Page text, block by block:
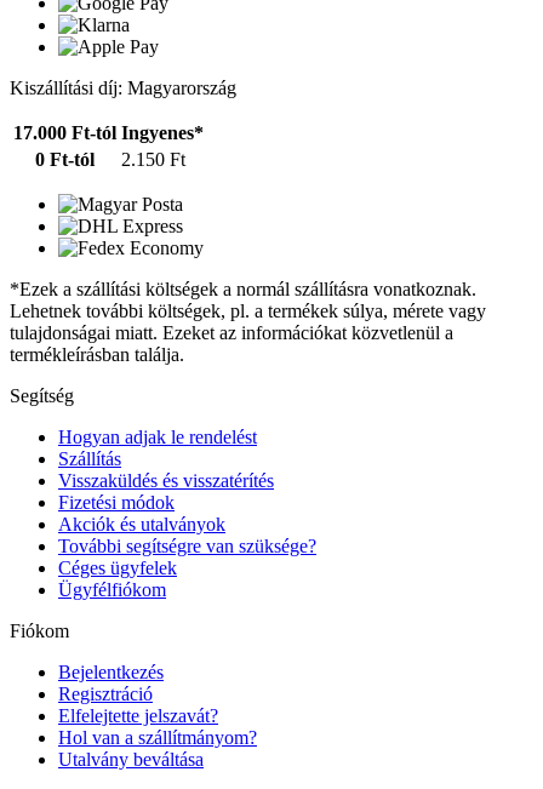
Kiszállítási díj: Magyarország
17.000 Ft-tól Ingyenes*
0 Ft-tól
2.150 Ft
*Ezek a szállítási költségek a normál szállításra vonatkoznak.
Lehetnek további költségek, pl. a termékek súlya, mérete vagy
tulajdonságai miatt. Ezeket az információkat közvetlenül a
termékleírásban találja.
Segítség
Hogyan adjak le rendelést
Szállítás
Visszaküldés és visszatérítés
Fizetési módok
Akciók és utalványok
További segítségre van szüksége?
Céges ügyfelek
Ügyfélfiókom
Fiókom
Bejelentkezés
Regisztráció
Elfelejtette jelszavát?
Hol van a szállítmányom?
Utalvány beváltása